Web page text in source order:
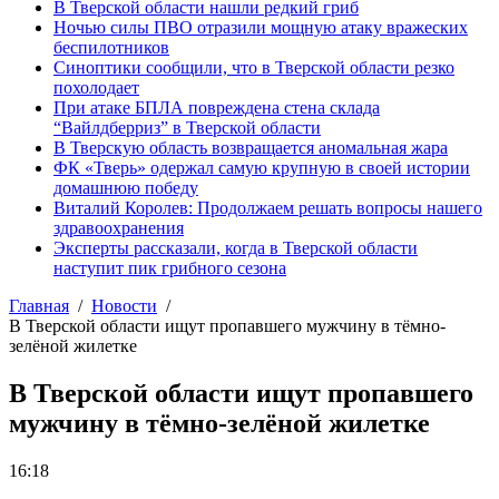
В Тверской области нашли редкий гриб
Ночью силы ПВО отразили мощную атаку вражеских
беспилотников
Синоптики сообщили, что в Тверской области резко
похолодает
При атаке БПЛА повреждена стена склада
“Вайлдберриз” в Тверской области
В Тверскую область возвращается аномальная жара
ФК «Тверь» одержал самую крупную в своей истории
домашнюю победу
Виталий Королев: Продолжаем решать вопросы нашего
здравоохранения
Эксперты рассказали, когда в Тверской области
наступит пик грибного сезона
Главная
Новости
В Тверской области ищут пропавшего мужчину в тёмно-
зелёной жилетке
В Тверской области ищут пропавшего
мужчину в тёмно-зелёной жилетке
16:18